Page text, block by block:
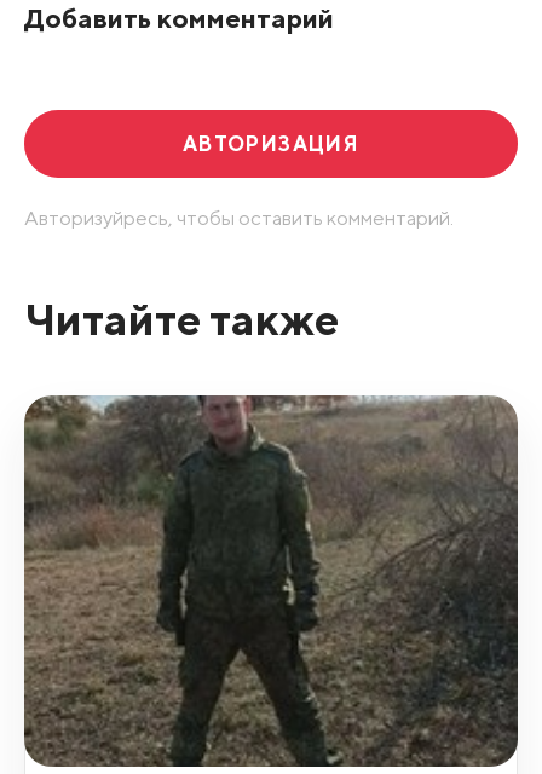
Добавить комментарий
АВТОРИЗАЦИЯ
Авторизуйресь, чтобы оставить комментарий.
Читайте также